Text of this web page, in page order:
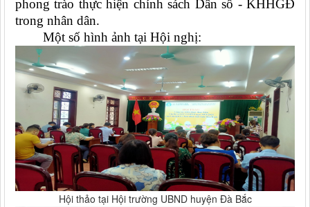
phong trào thực hiện chính sách Dân số - KHHGĐ
trong nhân dân.
Một số hình ảnh tại Hội nghị:
Hội thảo tại Hội trường UBND huyện Đà Bắc